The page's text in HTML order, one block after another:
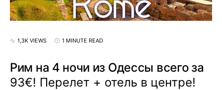
1,3K VIEWS 1 MINUTE READ
Рим на 4 ночи из Одессы всего за
93€! Перелет + отель в центре!